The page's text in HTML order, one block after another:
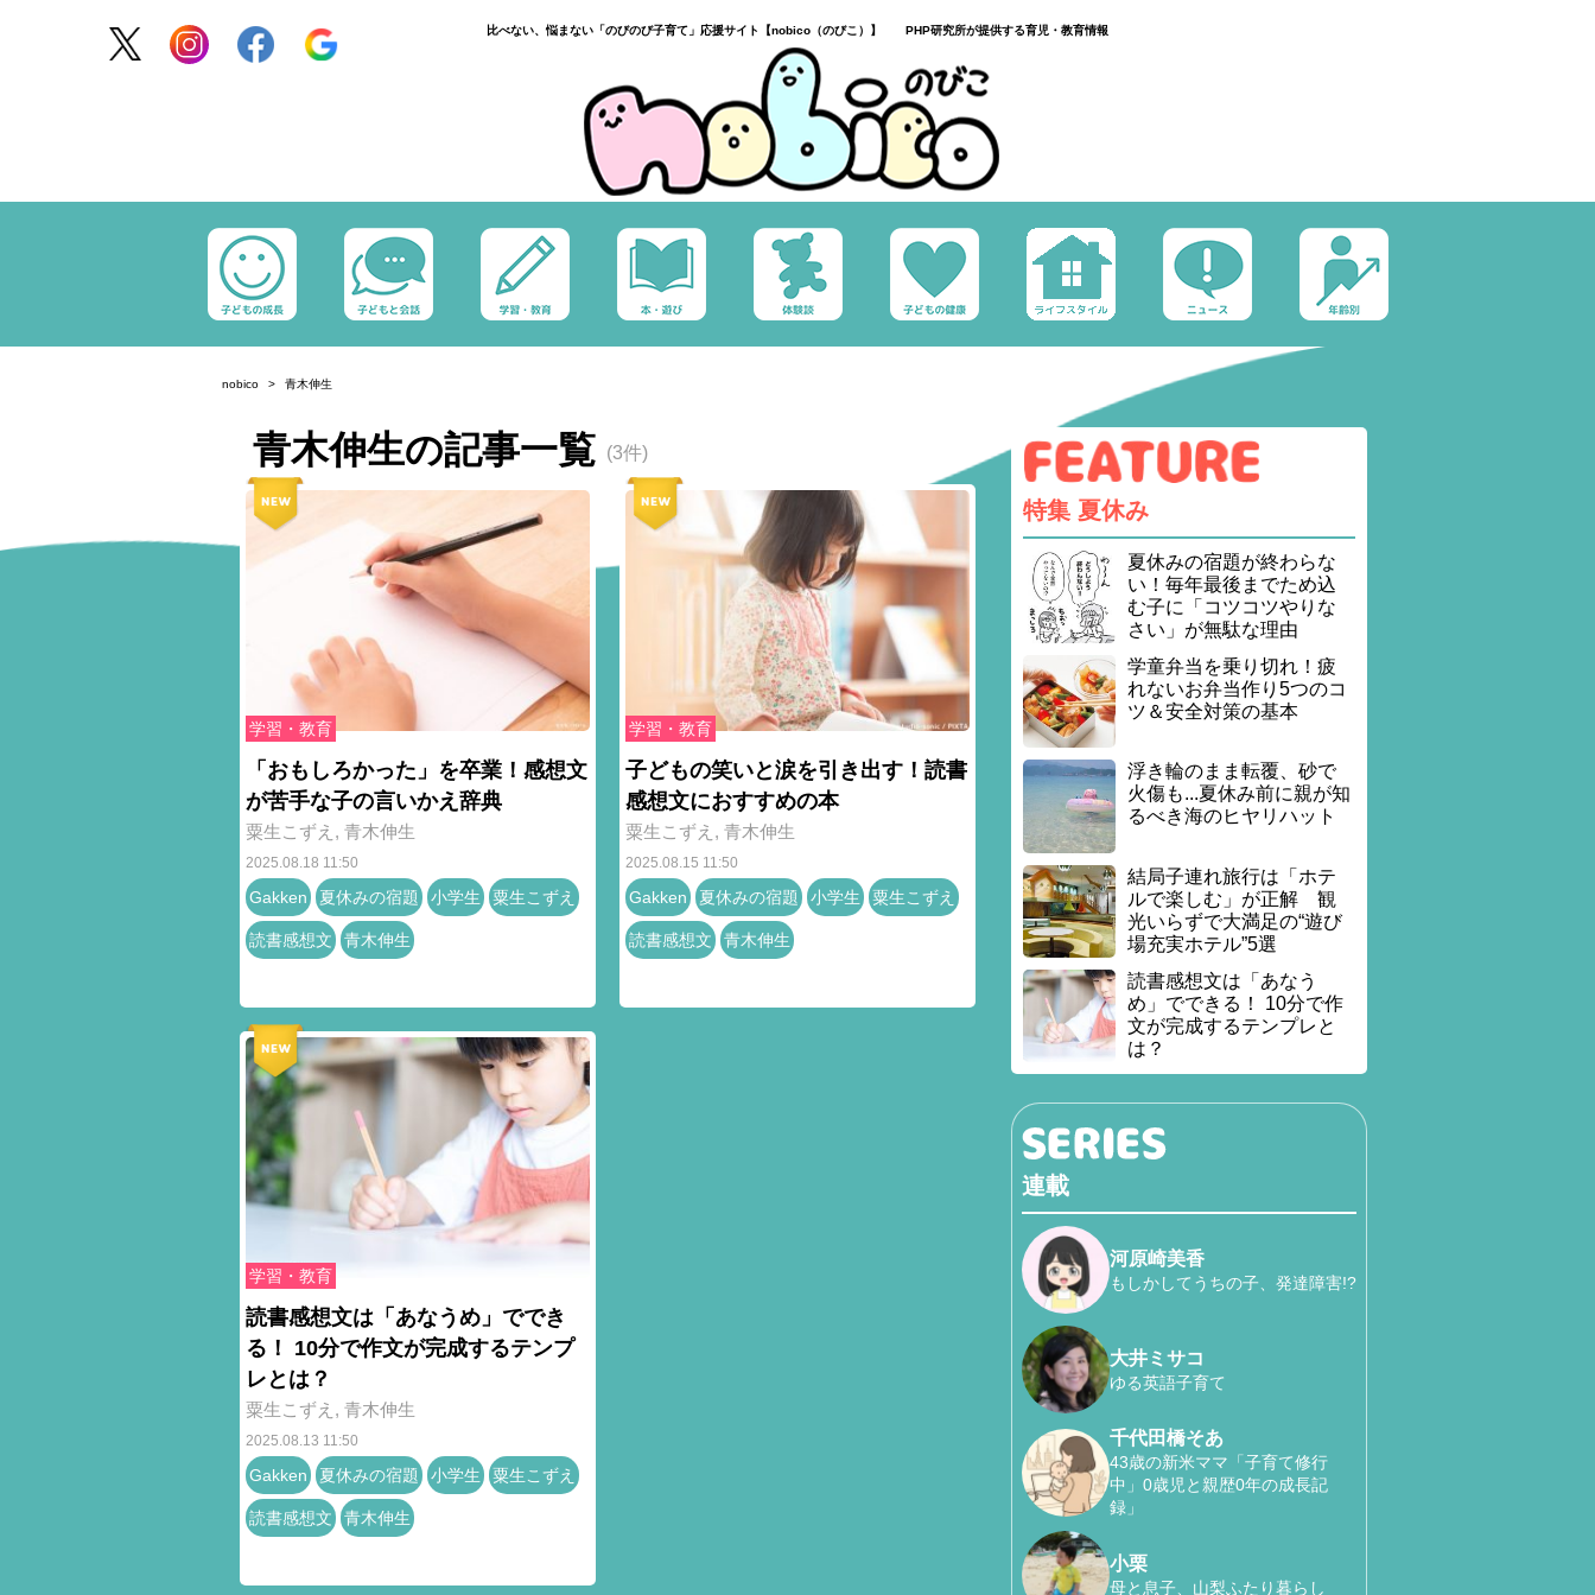
比べない、悩まない「のびのび子育て」応援サイト【nobico（のびこ）】 PHP研究所が提供する育児・教育情報
nobico 青木伸生
青木伸生の記事一覧 (3件)
学習・教育
「おもしろかった」を卒業！感想文
が苦手な子の言いかえ辞典
粟生こずえ , 青木伸生
2025.08.18 11:50
Gakken 夏休みの宿題 小学生 粟生こずえ
読書感想文 青木伸生
学習・教育
子どもの笑いと涙を引き出す！読書
感想文におすすめの本
粟生こずえ , 青木伸生
2025.08.15 11:50
Gakken 夏休みの宿題 小学生 粟生こずえ
読書感想文 青木伸生
学習・教育
読書感想文は「あなうめ」ででき
る！ 10分で作文が完成するテンプ
レとは？
粟生こずえ , 青木伸生
2025.08.13 11:50
Gakken 夏休みの宿題 小学生 粟生こずえ
読書感想文 青木伸生
特集 夏休み
夏休みの宿題が終わらな
い！毎年最後までため込
む子に「コツコツやりな
さい」が無駄な理由
学童弁当を乗り切れ！疲
れないお弁当作り5つのコ
ツ＆安全対策の基本
浮き輪のまま転覆、砂で
火傷も...夏休み前に親が知
るべき海のヒヤリハット
結局子連れ旅行は「ホテ
ルで楽しむ」が正解 観
光いらずで大満足の“遊び
場充実ホテル”5選
読書感想文は「あなう
め」でできる！ 10分で作
文が完成するテンプレと
は？
連載
河原崎美香
もしかしてうちの子、発達障害!?
大井ミサコ
ゆる英語子育て
千代田橋そあ
43歳の新米ママ「子育て修行
中」0歳児と親歴0年の成長記
録」
小栗
母と息子、山梨ふたり暮らし